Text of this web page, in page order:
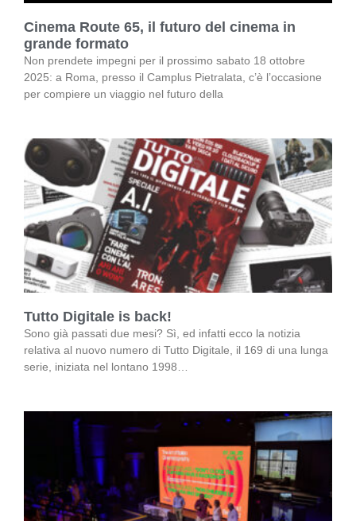
Cinema Route 65, il futuro del cinema in
grande formato
Non prendete impegni per il prossimo sabato 18 ottobre
2025: a Roma, presso il Camplus Pietralata, c’è l’occasione
per compiere un viaggio nel futuro della
Tutto Digitale is back!
Sono già passati due mesi? Sì, ed infatti ecco la notizia
relativa al nuovo numero di Tutto Digitale, il 169 di una lunga
serie, iniziata nel lontano 1998…